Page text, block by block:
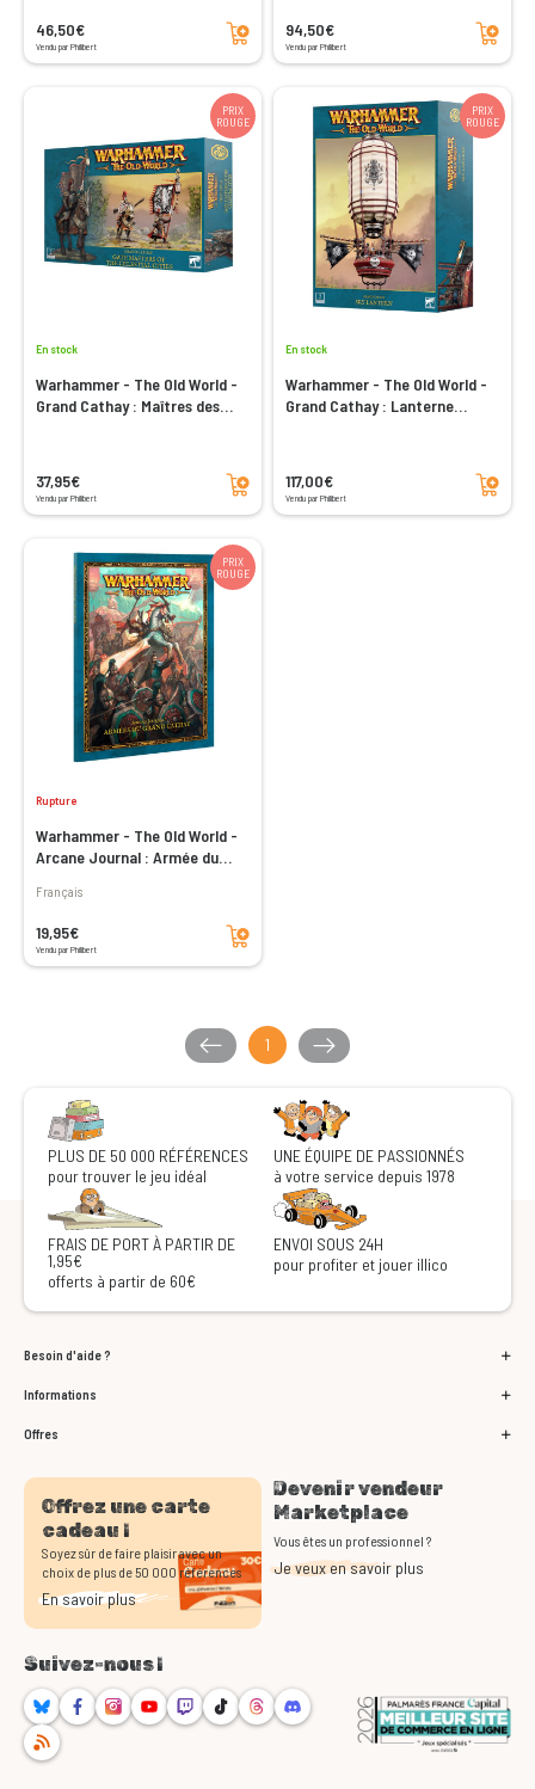
46,50€
Vendu par Philibert
Ajouter au panier 94,50€
Vendu par Philibert
Ajouter au panier
PRIX
ROUGE
En stock
Warhammer - The Old World -
Grand Cathay : Maîtres des
37,95€
Vendu par Philibert
Ajouter au panier
PRIX
ROUGE
En stock
Warhammer - The Old World -
Grand Cathay : Lanterne
117,00€
Vendu par Philibert
Ajouter au panier
PRIX
ROUGE
Rupture
Warhammer - The Old World -
Arcane Journal : Armée du
Français
19,95€
Vendu par Philibert
Ajouter au panier
1
PLUS DE 50 000 RÉFÉRENCES
pour trouver le jeu idéal
UNE ÉQUIPE DE PASSIONNÉS
à votre service depuis 1978
FRAIS DE PORT À PARTIR DE
1,95€
offerts à partir de 60€
ENVOI SOUS 24H
pour profiter et jouer illico
Besoin d'aide ?
Informations
Offres
Offrez une carte
cadeau !
Soyez sûr de faire plaisir avec un
choix de plus de 50 000 références
En savoir plus
Devenir vendeur
Marketplace
Vous êtes un professionnel ?
Je veux en savoir plus
Suivez-nous !
BlueskyFacebookInstagram
YoutubeTwitchTikTokThreadsDiscord
RSS